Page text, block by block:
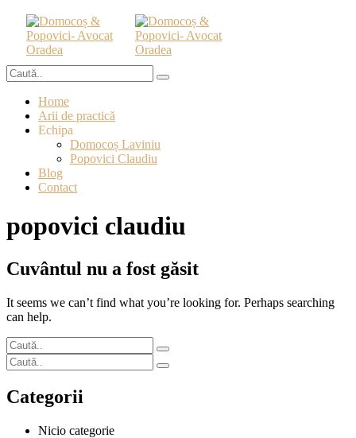
Home
Arii de practică
Echipa
Domocoș Laviniu
Popovici Claudiu
Blog
Contact
popovici claudiu
Cuvântul nu a fost găsit
It seems we can’t find what you’re looking for. Perhaps searching
can help.
Categorii
Nicio categorie